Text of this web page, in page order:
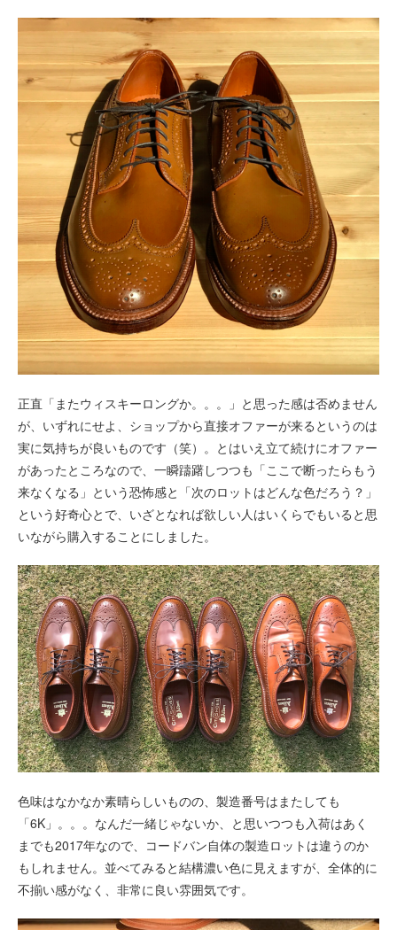
正直「またウィスキーロングか。。。」と思った感は否めません
が、いずれにせよ、ショップから直接オファーが来るというのは
実に気持ちが良いものです（笑）。とはいえ立て続けにオファー
があったところなので、一瞬躊躇しつつも「ここで断ったらもう
来なくなる」という恐怖感と「次のロットはどんな色だろう？」
という好奇心とで、いざとなれば欲しい人はいくらでもいると思
いながら購入することにしました。
色味はなかなか素晴らしいものの、製造番号はまたしても
「6K」。。。なんだ一緒じゃないか、と思いつつも入荷はあく
までも2017年なので、コードバン自体の製造ロットは違うのか
もしれません。並べてみると結構濃い色に見えますが、全体的に
不揃い感がなく、非常に良い雰囲気です。